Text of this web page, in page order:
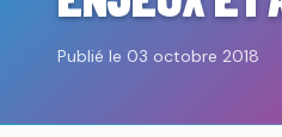
Publié le 03 octobre 2018